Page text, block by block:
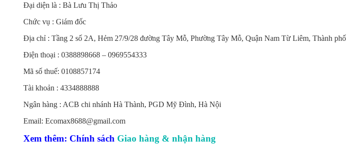
Đại diện là : Bà Lưu Thị Thảo
Chức vụ : Giám đốc
Địa chỉ : Tầng 2 số 2A, Hẻm 27/9/28 đường Tây Mỗ, Phường Tây Mỗ, Quận Nam Từ Liêm, Thành
Điện thoại : 0388898668 – 0969554333
Mã số thuế: 0108857174
Tài khoản : 4334888888
Ngân hàng : ACB chi nhánh Hà Thành, PGD Mỹ Đình, Hà Nội
Email: Ecomax8688@gmail.com
Xem thêm: Chính sách Giao hàng & nhận hàng